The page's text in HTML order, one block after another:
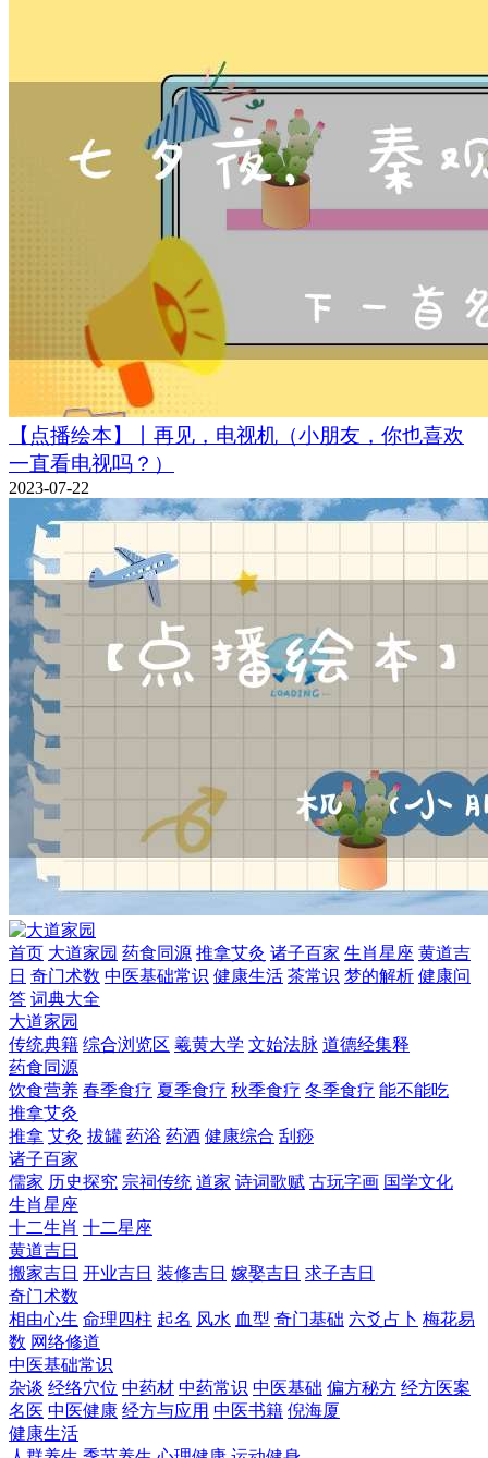
【点播绘本】丨再见，电视机（小朋友，你也喜欢
一直看电视吗？）
2023-07-22
首页 大道家园 药食同源 推拿艾灸 诸子百家 生肖星座 黄道吉
日 奇门术数 中医基础常识 健康生活 茶常识 梦的解析 健康问
答 词典大全
大道家园
传统典籍 综合浏览区 羲黄大学 文始法脉 道德经集释
药食同源
饮食营养 春季食疗 夏季食疗 秋季食疗 冬季食疗 能不能吃
推拿艾灸
推拿 艾灸 拔罐 药浴 药酒 健康综合 刮痧
诸子百家
儒家 历史探究 宗祠传统 道家 诗词歌赋 古玩字画 国学文化
生肖星座
十二生肖 十二星座
黄道吉日
搬家吉日 开业吉日 装修吉日 嫁娶吉日 求子吉日
奇门术数
相由心生 命理四柱 起名 风水 血型 奇门基础 六爻占卜 梅花易
数 网络修道
中医基础常识
杂谈 经络穴位 中药材 中药常识 中医基础 偏方秘方 经方医案
名医 中医健康 经方与应用 中医书籍 倪海厦
健康生活